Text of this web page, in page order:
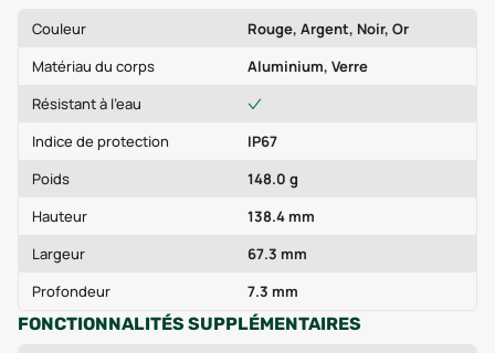
Couleur
Rouge, Argent, Noir, Or
Matériau du corps
Aluminium, Verre
Résistant à l'eau
Indice de protection
IP67
Poids
148.0 g
Hauteur
138.4 mm
Largeur
67.3 mm
Profondeur
7.3 mm
FONCTIONNALITÉS SUPPLÉMENTAIRES